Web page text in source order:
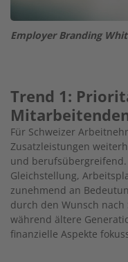
Employer Branding
Trend 1:
Für Schweizer
Zusatzleistungen
und
Gleichstellung,
zunehmend an
durch den Wunsch
während ältere
finanzielle Aspekte